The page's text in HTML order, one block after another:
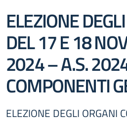
ELEZIONE
DEL 17 E 18
2024 – A.S.
COMPONENTI
ELEZIONE DEGLI ORGANI